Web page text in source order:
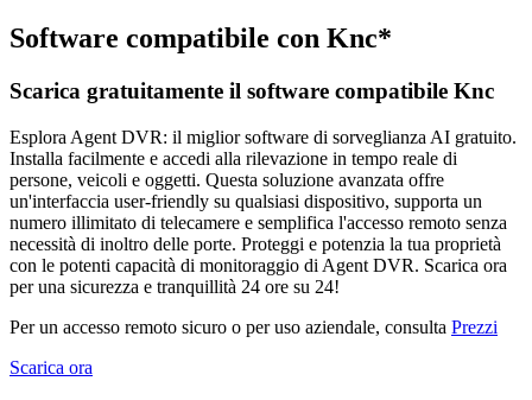
Software compatibile con Knc*
Scarica gratuitamente il software compatibile Knc
Esplora Agent DVR: il miglior software di sorveglianza AI gratuito.
Installa facilmente e accedi alla rilevazione in tempo reale di
persone, veicoli e oggetti. Questa soluzione avanzata offre
un'interfaccia user-friendly su qualsiasi dispositivo, supporta un
numero illimitato di telecamere e semplifica l'accesso remoto senza
necessità di inoltro delle porte. Proteggi e potenzia la tua proprietà
con le potenti capacità di monitoraggio di Agent DVR. Scarica ora
per una sicurezza e tranquillità 24 ore su 24!
Per un accesso remoto sicuro o per uso aziendale, consulta Prezzi
Scarica ora